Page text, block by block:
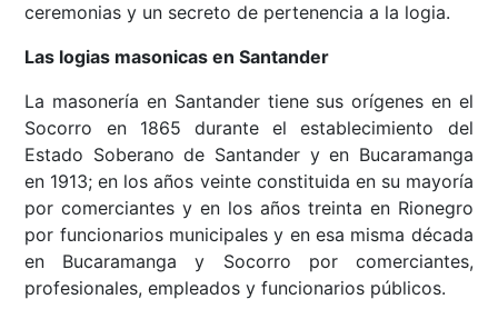
ceremonias y un secreto de pertenencia a la logia.
Las logias masonicas en Santander
La masonería en Santander tiene sus orígenes en el
Socorro en 1865 durante el establecimiento del
Estado Soberano de Santander y en Bucaramanga
en 1913; en los años veinte constituida en su mayoría
por comerciantes y en los años treinta en Rionegro
por funcionarios municipales y en esa misma década
en Bucaramanga y Socorro por comerciantes,
profesionales, empleados y funcionarios públicos.